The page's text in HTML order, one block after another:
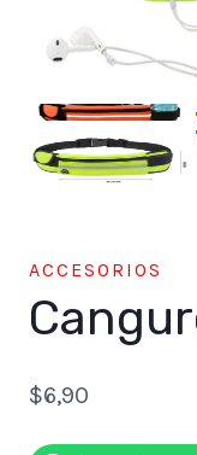
ACCESORIOS
$6,90